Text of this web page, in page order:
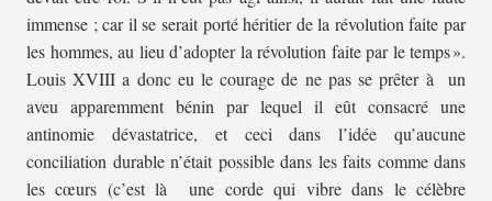
immense ; car il se serait porté héritier de la révolution faite par
les hommes, au lieu d’adopter la révolution faite par le temps ».
Louis XVIII a donc eu le courage de ne pas se prêter à un
aveu apparemment bénin par lequel il eût consacré une
antinomie dévastatrice, et ceci dans l’idée qu’aucune
conciliation durable n’était possible dans les faits comme dans
les cœurs (c’est là une corde qui vibre dans le célèbre